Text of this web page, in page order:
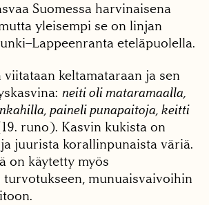
Suomessa harvinaisena
yleisempi se on linjan
eteläpuolella.
viitataan keltamataraan ja sen
neiti oli mataramaalla,
paineli punapaitoja, keitti
runo). Kasvin kukista on
juurista korallinpunaista väriä.
on käytetty myös
munuaisvaivoihin